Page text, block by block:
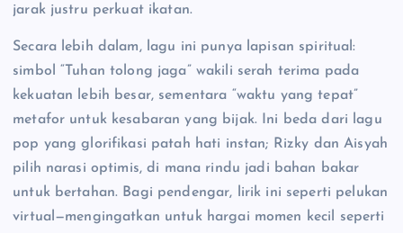
jarak justru perkuat ikatan.
Secara lebih dalam, lagu ini punya lapisan spiritual:
simbol “Tuhan tolong jaga” wakili serah terima pada
kekuatan lebih besar, sementara “waktu yang tepat”
metafor untuk kesabaran yang bijak. Ini beda dari lagu
pop yang glorifikasi patah hati instan; Rizky dan Aisyah
pilih narasi optimis, di mana rindu jadi bahan bakar
untuk bertahan. Bagi pendengar, lirik ini seperti pelukan
virtual—mengingatkan untuk hargai momen kecil seperti